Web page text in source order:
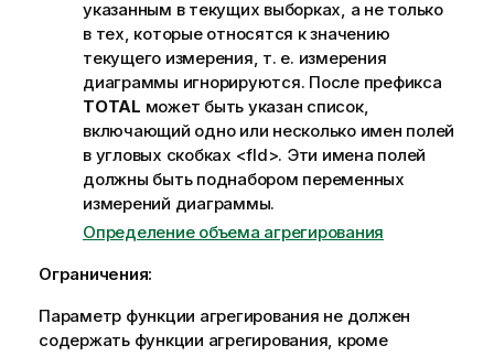
указанным в текущих выборках, а не только
в тех, которые относятся к значению
текущего измерения, т. е. измерения
диаграммы игнорируются. После префикса
TOTAL может быть указан список,
включающий одно или несколько имен полей
в угловых скобках <fld>. Эти имена полей
должны быть поднабором переменных
измерений диаграммы.
Определение объема агрегирования
Ограничения:
Параметр функции агрегирования не должен
содержать функции агрегирования, кроме